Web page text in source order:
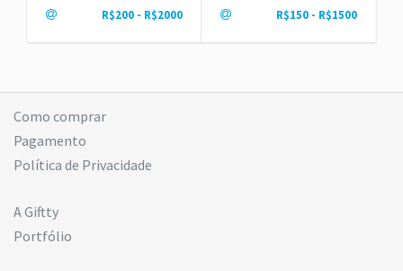
R$200 - R$2000 R$150 - R$1500
Como comprar
Pagamento
Política de Privacidade
A Giftty
Portfólio